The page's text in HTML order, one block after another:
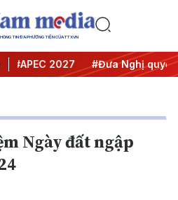
TIN ĐA PHƯƠNG TIỆN CỦA TTXVN
2027 #Đưa Nghị quyết
Ngày đất ngập